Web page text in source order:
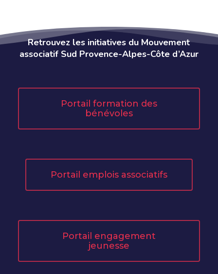
Retrouvez les initiatives du Mouvement
associatif Sud Provence-Alpes-Côte d’Azur
Portail formation des
bénévoles
Portail emplois associatifs
Portail engagement
jeunesse